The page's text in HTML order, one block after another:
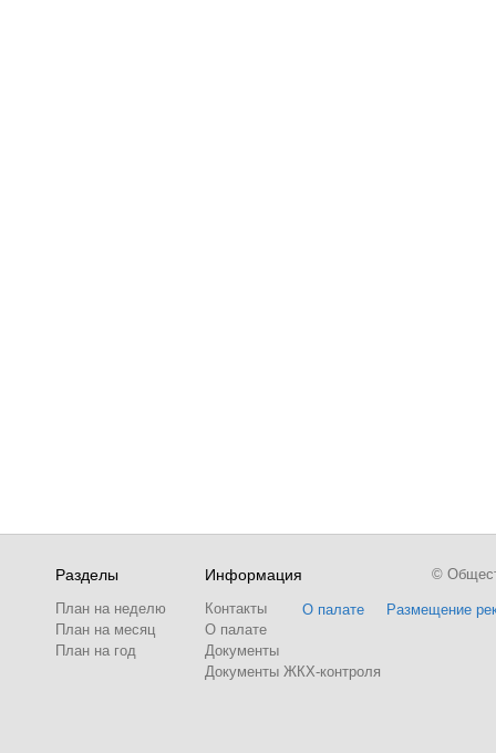
Разделы
План на неделю
План на месяц
План на год
Информация
Контакты
О палате
Документы
Документы ЖКХ-контроля
О палате Размещение
©